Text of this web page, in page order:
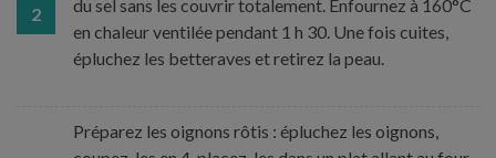
2
du sel sans les couvrir totalement. Enfournez à 160°C
en chaleur ventilée pendant 1 h 30. Une fois cuites,
épluchez les betteraves et retirez la peau.
Préparez les oignons rôtis : épluchez les oignons,